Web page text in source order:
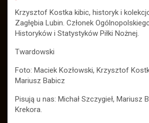
Krzysztof Kostka kibic, historyk i
Zagłębia Lubin. Członek
Historyków i Statystyków Piłki Nożnej.
Twardowski
Foto: Maciek Kozłowski, Krzysztof
Mariusz Babicz
Pisują u nas: Michał Szczygieł, Mariusz
Krekora.